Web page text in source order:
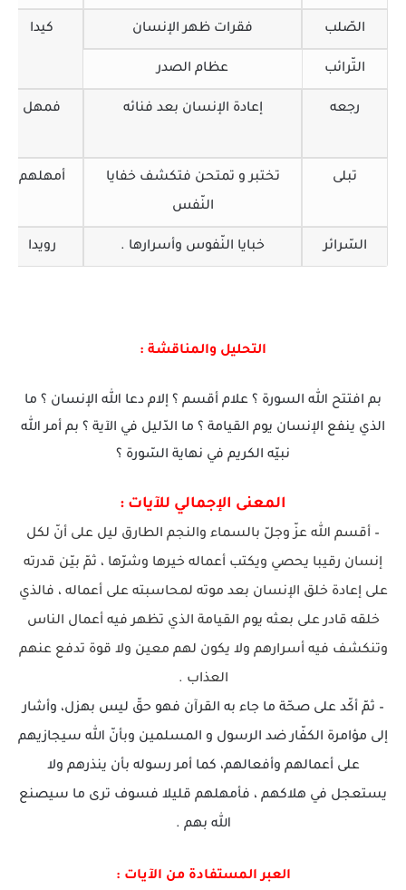
الصّلب فقرات ظهر الإنسان كيدا
التّرائب عظام الصدر
رجعه إعادة الإنسان بعد فنائه فمهل
تبلى
تختبر و تمتحن فتكشف خفايا
النّفس
أمهلهم
السّرائر خبايا النّفوس وأسرارها . رويدا
التحليل والمناقشة :
بم افتتح الله السورة ؟ علام أقسم ؟ إلام دعا الله الإنسان ؟ ما
الذي ينفع الإنسان يوم القيامة ؟ ما الدّليل في الآية ؟ بم أمر الله
نبيّه الكريم في نهاية السّورة ؟
المعنى الإجمالي للآيات :
– أقسم الله عزّ وجلّ بالسماء والنجم الطارق ليل على أنّ لكل
إنسان رقيبا يحصي ويكتب أعماله خيرها وشرّها ، ثمّ بيّن قدرته
على إعادة خلق الإنسان بعد موته لمحاسبته على أعماله ، فالذي
خلقه قادر على بعثه يوم القيامة الذي تظهر فيه أعمال الناس
وتنكشف فيه أسرارهم ولا يكون لهم معين ولا قوة تدفع عنهم
العذاب .
– ثمّ أكّد على صحّة ما جاء به القرآن فهو حقّ ليس بهزل، وأشار
إلى مؤامرة الكفّار ضد الرسول و المسلمين وبأنّ الله سيجازيهم
على أعمالهم وأفعالهم، كما أمر رسوله بأن ينذرهم ولا
يستعجل في هلاكهم ، فأمهلهم قليلا فسوف ترى ما سيصنع
الله بهم .
العبر المستفادة من الآيات :